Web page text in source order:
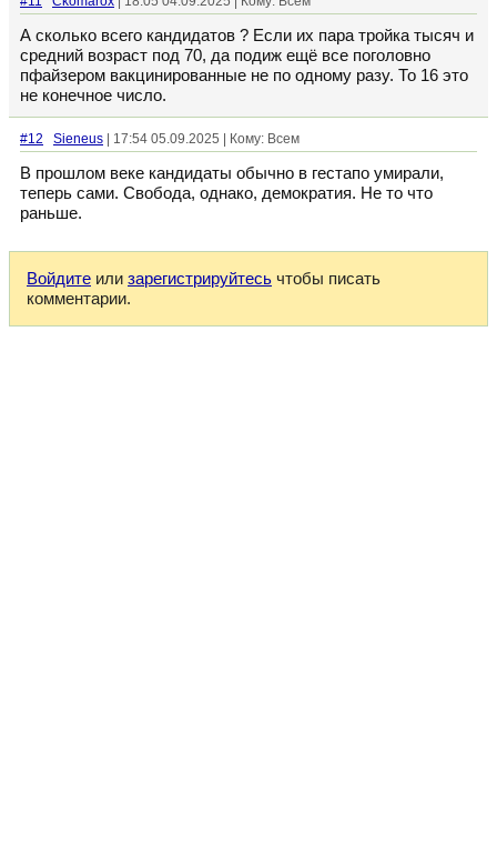
А сколько всего кандидатов ? Если их пара тройка тысяч и
средний возраст под 70, да подиж ещё все поголовно
пфайзером вакцинированные не по одному разу. То 16 это
не конечное число.
#12 Sieneus | 17:54 05.09.2025 | Кому: Всем
В прошлом веке кандидаты обычно в гестапо умирали,
теперь сами. Свобода, однако, демократия. Не то что
раньше.
Войдите или зарегистрируйтесь чтобы писать
комментарии.